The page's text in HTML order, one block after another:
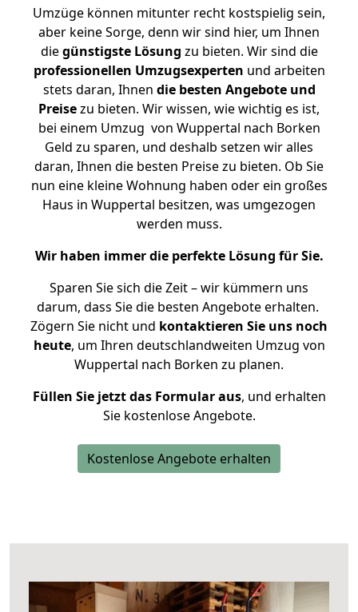
Umzüge können mitunter recht kostspielig sein,
aber keine Sorge, denn wir sind hier, um Ihnen
diegünstigste Lösung zu bieten. Wir sind die
professionellen Umzugsexperten und arbeiten
stets daran, Ihnen die besten Angebote und
Preisezu bieten. Wir wissen, wie wichtig es ist,
bei einem Umzug von Wuppertal nach Borken
Geld zu sparen, und deshalb setzen wir alles
daran, Ihnen die besten Preise zu bieten. Ob Sie
nun eine kleine Wohnung haben oder ein großes
Haus in Wuppertal besitzen, was umgezogen
werden muss.
Wir haben immer die perfekte Lösung für Sie.
Sparen Sie sich die Zeit – wir kümmern uns
darum, dass Sie die besten Angebote erhalten.
Zögern Sie nicht und kontaktieren Sie uns noch
heute, um Ihren deutschlandweiten Umzug von
Wuppertal nach Borken zu planen.
Füllen Sie jetzt das Formular aus, und erhalten
Sie kostenlose Angebote.
Kostenlose Angebote erhalten